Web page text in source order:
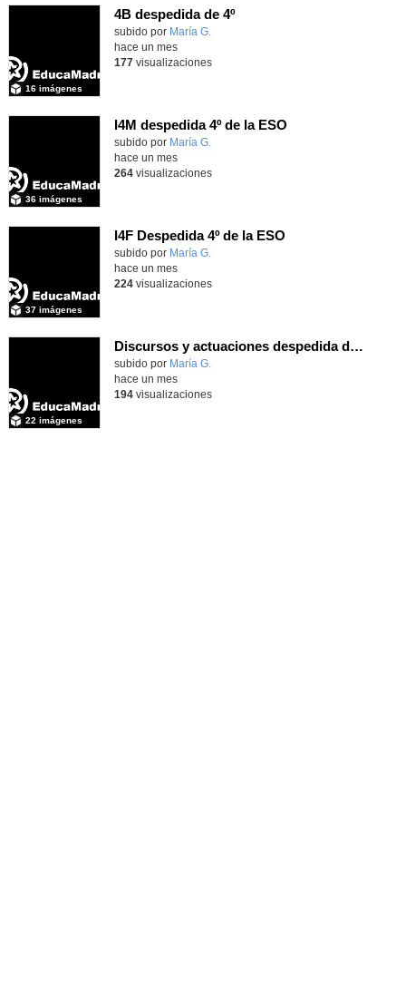
4B despedida de 4º
Contenido educativo.
subido por María G.
16 imágenes
hace un mes
177visualizaciones
I4M despedida 4º de la ESO
subido por María G.
36 imágenes
hace un mes
264visualizaciones
I4F Despedida 4º de la ESO
subido por María G.
37 imágenes
hace un mes
224visualizaciones
Discursos y actuaciones despedida de 4º
Contenido educativo.
subido por María G.
22 imágenes
hace un mes
194visualizaciones